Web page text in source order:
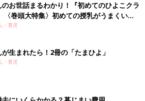
お世話まるわかり！『初めてのひよこクラ
〈巻頭大特集〉初めての授乳がうまくい
ぱい・ミルクの基本と夏のトラブル 解決テ
・育児
生まれたら！2冊の「たまひよ」
・育児